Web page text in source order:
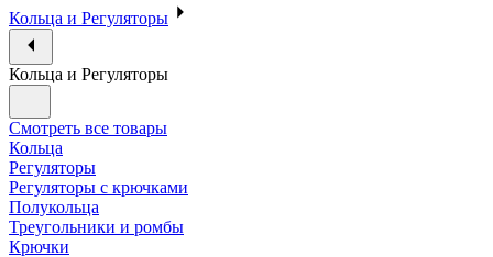
Кольца и Регуляторы
Кольца и Регуляторы
Смотреть все товары
Кольца
Регуляторы
Регуляторы с крючками
Полукольца
Треугольники и ромбы
Крючки